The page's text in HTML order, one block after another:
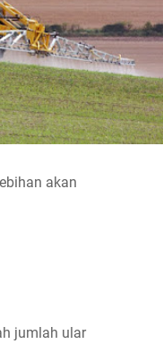
akan
jumlah ular